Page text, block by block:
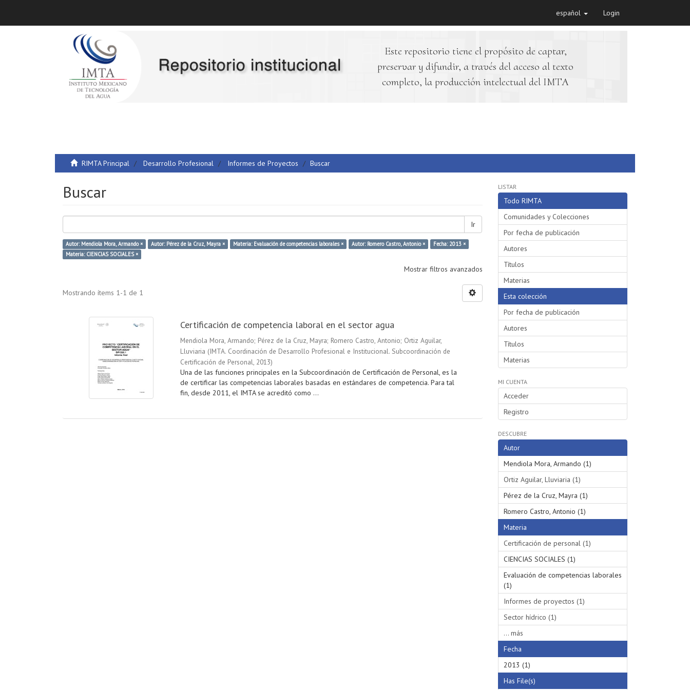
español Login
Este repositorio tiene el propósito de captar,
preservar y difundir, a través del acceso al texto
completo, la producción intelectual del IMTA
RIMTA Principal Desarrollo Profesional Informes de Proyectos Buscar
Buscar
Ir
Autor: Mendiola Mora, Armando × Autor: Pérez de la Cruz, Mayra × Materia: Evaluación de competencias laborales × Autor: Romero Castro, Antonio ×
Fecha: 2013 ×
Materia: CIENCIAS SOCIALES ×
Mostrar filtros avanzados
Mostrando ítems 1-1 de 1
Certificación de competencia laboral en el sector agua
Mendiola Mora, Armando; Pérez de la Cruz, Mayra; Romero Castro, Antonio; Ortiz Aguilar,
Lluviaria (IMTA. Coordinación de Desarrollo Profesional e Institucional. Subcoordinación de
Certificación de Personal, 2013)
Una de las funciones principales en la Subcoordinación de Certificación de Personal, es la
de certificar las competencias laborales basadas en estándares de competencia. Para tal
fin, desde 2011, el IMTA se acreditó como ...
LISTAR
Todo RIMTA
Comunidades y Colecciones
Por fecha de publicación
Autores
Títulos
Materias
Esta colección
Por fecha de publicación
Autores
Títulos
Materias
MI CUENTA
Acceder
Registro
DESCUBRE
Autor
Mendiola Mora, Armando (1)
Ortiz Aguilar, Lluviaria (1)
Pérez de la Cruz, Mayra (1)
Romero Castro, Antonio (1)
Materia
Certificación de personal (1)
CIENCIAS SOCIALES (1)
Evaluación de competencias laborales
(1)
Informes de proyectos (1)
Sector hídrico (1)
... más
Fecha
2013 (1)
Has File(s)